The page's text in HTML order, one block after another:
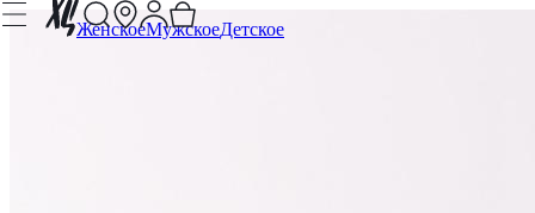
ЖенскоеМужскоеДетское